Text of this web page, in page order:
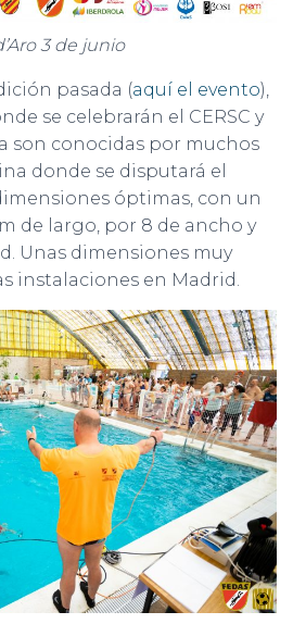
3 de junio
pasada (aquí el evento),
se celebrarán el CERSC y
son conocidas por muchos
donde se disputará el
óptimas, con un
de largo, por 8 de ancho y
Unas dimensiones muy
instalaciones en Madrid.